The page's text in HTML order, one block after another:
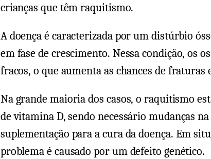
crianças que têm raquitismo.
A doença é caracterizada por um distúrbio
em fase de crescimento. Nessa condição, os
fracos, o que aumenta as chances de fraturas
Na grande maioria dos casos, o raquitismo
de vitamina D, sendo necessário mudanças
suplementação para a cura da doença. Em
problema é causado por um defeito genético.